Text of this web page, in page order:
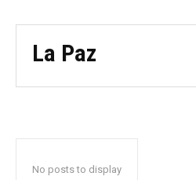
La Paz
No posts to display